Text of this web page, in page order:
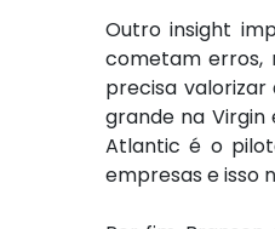
Outro insight
cometam erros,
precisa
grande na Virgin
Atlantic é o
empresas e isso